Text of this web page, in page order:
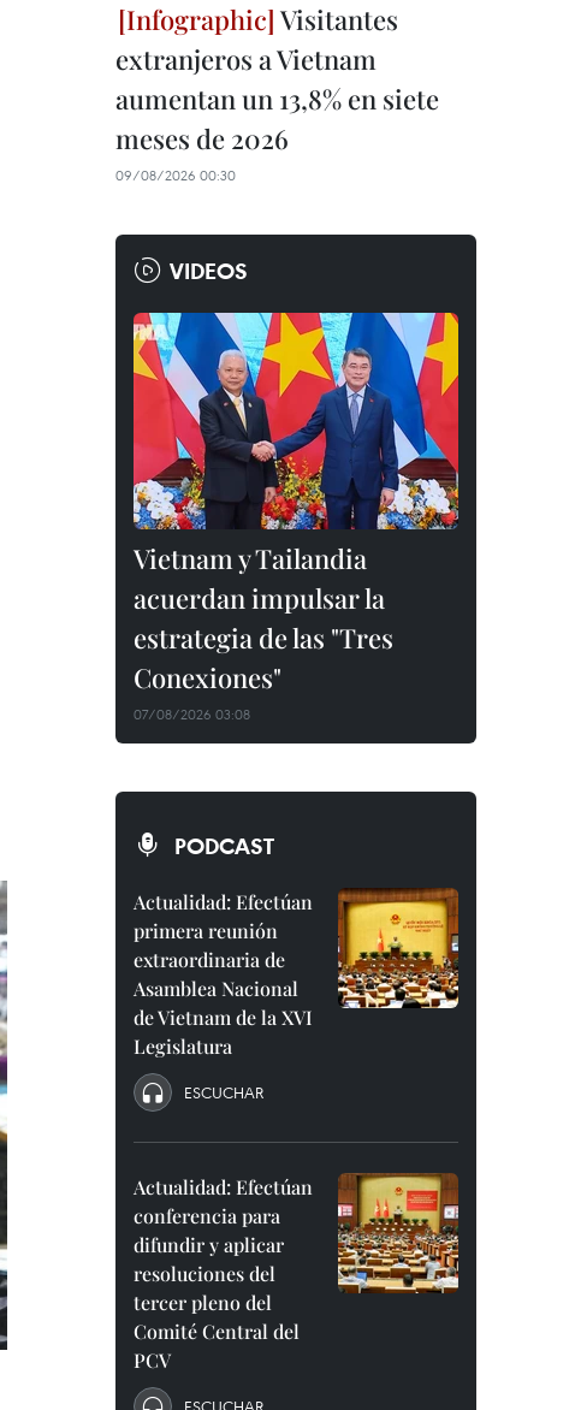
Visitantes
extranjeros a Vietnam
aumentan un 13,8% en siete
meses de 2026
09/08/2026 00:30
VIDEOS
Vietnam y Tailandia
acuerdan impulsar la
estrategia de las "Tres
Conexiones"
07/08/2026 03:08
PODCAST
Actualidad: Efectúan
primera reunión
extraordinaria de
Asamblea Nacional
de Vietnam de la XVI
Legislatura
ESCUCHAR
Actualidad: Efectúan
conferencia para
difundir y aplicar
resoluciones del
tercer pleno del
Comité Central del
PCV